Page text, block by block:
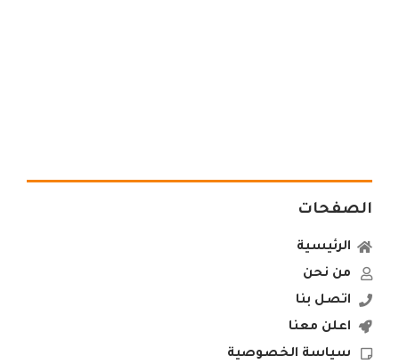
الصفحات
الرئيسية
من نحن
اتصل بنا
اعلن معنا
سياسة الخصوصية